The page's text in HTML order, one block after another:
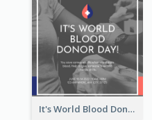
It's World Blood Donor Day Photo Instagram Post